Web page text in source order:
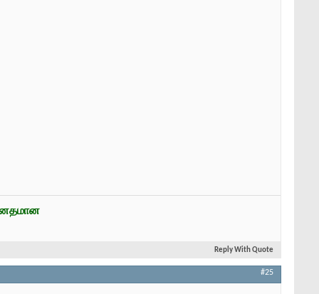
Reply With Quote
#25